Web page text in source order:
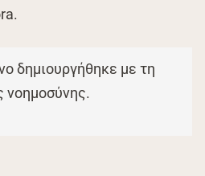
δημιουργήθηκε με τη
νοημοσύνης.